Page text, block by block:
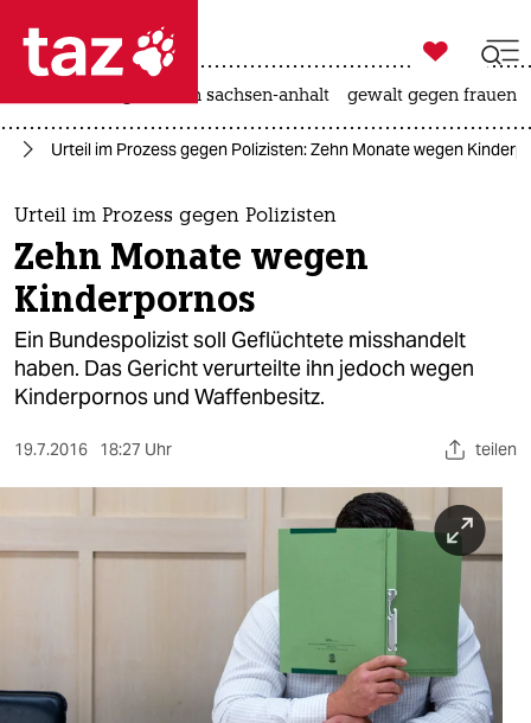
 taz zahl ich
taz zahl ich
themen
politik
öko
gesellschaft
sport
verlag

taz zahl ich
landtagswahl in sachsen-anhalt gewalt gegen frauen
Urteil im Prozess gegen Polizisten: Zehn Monate wegen
Urteil im Prozess gegen Polizisten
Zehn Monate wegen
Kinderpornos
Ein Bundespolizist soll Geflüchtete misshandelt
haben. Das Gericht verurteilte ihn jedoch wegen
Kinderpornos und Waffenbesitz.
19.7.2016 18:27 Uhr teilen